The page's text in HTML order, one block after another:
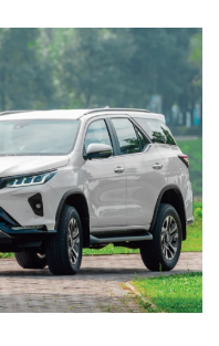
viết dưới đây sẽ mang đến góc
cạnh như ngoại thất, nội
nghệ an toàn, giúp người
định.